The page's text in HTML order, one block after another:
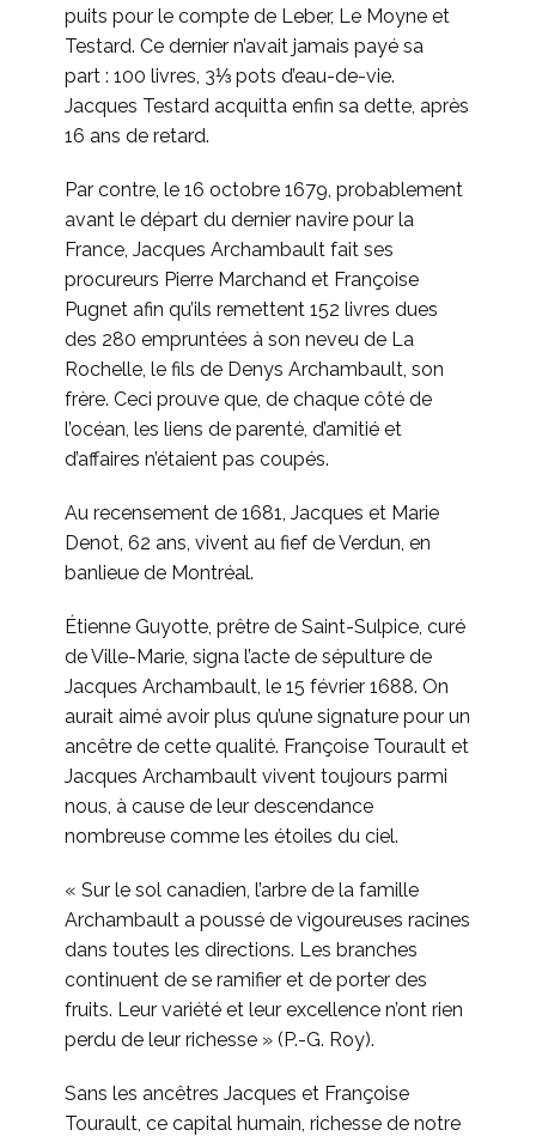
puits pour le compte de Leber, Le Moyne et
Testard. Ce dernier n’avait jamais payé sa
part : 100 livres, 3⅓ pots d’eau-de-vie.
Jacques Testard acquitta enfin sa dette, après
16 ans de retard.
Par contre, le 16 octobre 1679, probablement
avant le départ du dernier navire pour la
France, Jacques Archambault fait ses
procureurs Pierre Marchand et Françoise
Pugnet afin qu’ils remettent 152 livres dues
des 280 empruntées à son neveu de La
Rochelle, le fils de Denys Archambault, son
frère. Ceci prouve que, de chaque côté de
l’océan, les liens de parenté, d’amitié et
d’affaires n’étaient pas coupés.
Au recensement de 1681, Jacques et Marie
Denot, 62 ans, vivent au fief de Verdun, en
banlieue de Montréal.
Étienne Guyotte, prêtre de Saint-Sulpice, curé
de Ville-Marie, signa l’acte de sépulture de
Jacques Archambault, le 15 février 1688. On
aurait aimé avoir plus qu’une signature pour un
ancêtre de cette qualité. Françoise Tourault et
Jacques Archambault vivent toujours parmi
nous, à cause de leur descendance
nombreuse comme les étoiles du ciel.
« Sur le sol canadien, l’arbre de la famille
Archambault a poussé de vigoureuses racines
dans toutes les directions. Les branches
continuent de se ramifier et de porter des
fruits. Leur variété et leur excellence n’ont rien
perdu de leur richesse » (P.-G. Roy).
Sans les ancêtres Jacques et Françoise
Tourault, ce capital humain, richesse de notre